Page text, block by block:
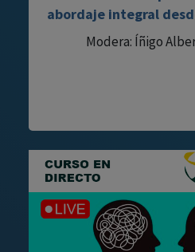
abordaje integral
Modera: Íñigo